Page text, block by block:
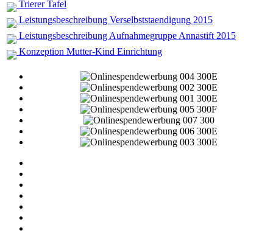
Trierer Tafel
Leistungsbeschreibung Verselbststaendigung 2015
Leistungsbeschreibung Aufnahmegruppe Annastift 2015
Konzeption Mutter-Kind Einrichtung